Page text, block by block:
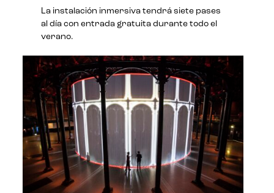
La instalación inmersiva tendrá siete pases
al día con entrada gratuita durante todo el
verano.